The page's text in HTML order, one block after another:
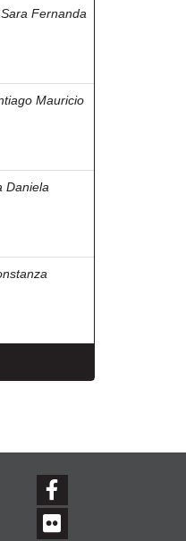
Fernanda
Mauricio
Daniela